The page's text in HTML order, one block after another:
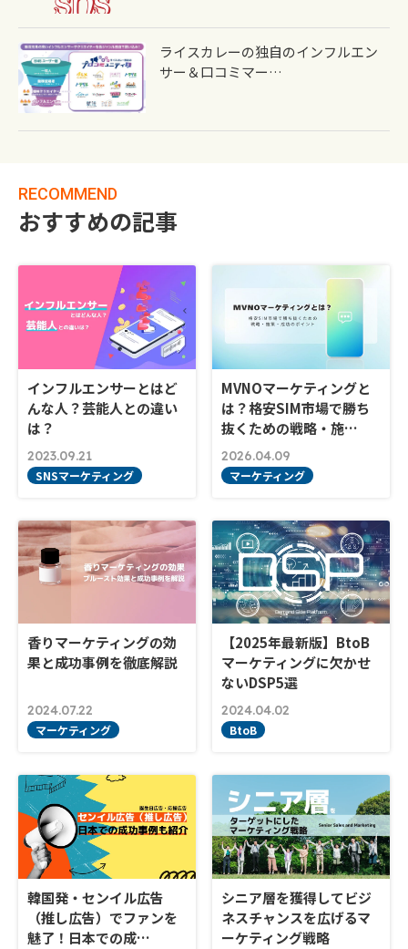
ライスカレーの独自のインフルエン
サー＆口コミマー…
RECOMMEND
おすすめの記事
インフルエンサーとはど
んな人？芸能人との違い
は？
2023.09.21
SNSマーケティング
MVNOマーケティングと
は？格安SIM市場で勝ち
抜くための戦略・施…
2026.04.09
マーケティング
香りマーケティングの効
果と成功事例を徹底解説
2024.07.22
マーケティング
【2025年最新版】BtoB
マーケティングに欠かせ
ないDSP5選
2024.04.02
BtoB
韓国発・センイル広告
（推し広告）でファンを
魅了！日本での成…
シニア層を獲得してビジ
ネスチャンスを広げるマ
ーケティング戦略